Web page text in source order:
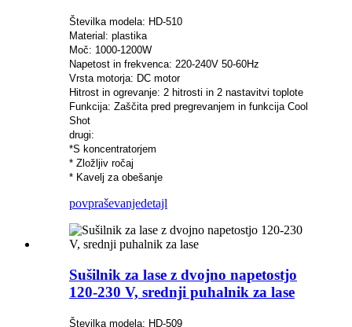
Številka modela: HD-510
Material: plastika
Moč: 1000-1200W
Napetost in frekvenca: 220-240V 50-60Hz
Vrsta motorja: DC motor
Hitrost in ogrevanje: 2 hitrosti in 2 nastavitvi toplote
Funkcija: Zaščita pred pregrevanjem in funkcija Cool
Shot
drugi:
*S koncentratorjem
* Zložljiv ročaj
* Kavelj za obešanje
povpraševanjedetajl
Sušilnik za lase z dvojno napetostjo
120-230 V, srednji puhalnik za lase
Številka modela: HD-509